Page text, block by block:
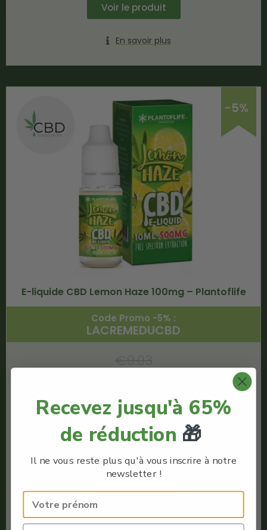
Voir le produit
En savoir plus
-5%
E-liquide CBD Lemon Haze 100mg – Plantoflife
Code Promo -5% :
LACREMEDUCBD
Plantoflife
E-liquide Full Spectrum
Quantité : 10ml
Meilleur e-liquide CBD
Full Spectrum
Recevez jusqu'à 65%
de réduction 🎁
Il ne vous reste plus qu'à vous inscrire à notre
newsletter !